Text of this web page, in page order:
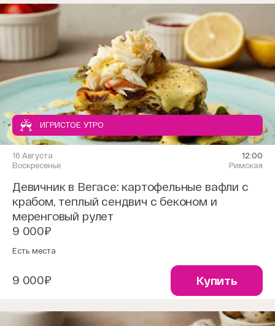
ИГРИСТОЕ УТРО
16 Августа
Воскресенье
12:00
Римская
Девичник в Вегасе: картофельные вафли с
крабом, теплый сендвич с беконом и
меренговый рулет
9 000₽
Есть места
9 000₽ Купить